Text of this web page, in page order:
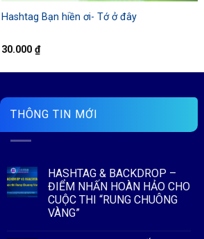
Hashtag Bạn hiền ơi- Tớ ở đây
30.000 ₫
THÔNG TIN MỚI
HASHTAG & BACKDROP –
ĐIỂM NHẤN HOÀN HẢO CHO
CUỘC THI “RUNG CHUÔNG
VÀNG”